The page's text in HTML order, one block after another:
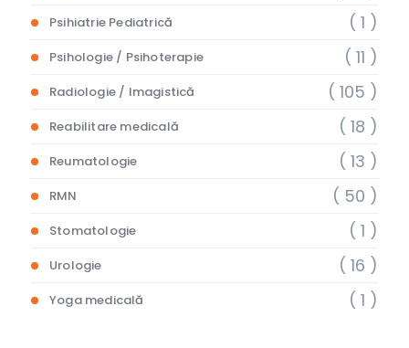
Psihiatrie Pediatrică ( 1 )
Psihologie / Psihoterapie ( 11 )
Radiologie / Imagistică ( 105 )
Reabilitare medicală ( 18 )
Reumatologie ( 13 )
RMN ( 50 )
Stomatologie ( 1 )
Urologie ( 16 )
Yoga medicală ( 1 )